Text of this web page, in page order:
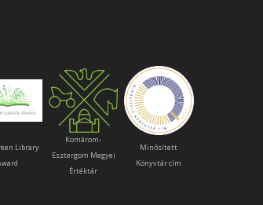
Library
Komárom-
Esztergom Megyei
Értéktár
Minősített
Könyvtár cím